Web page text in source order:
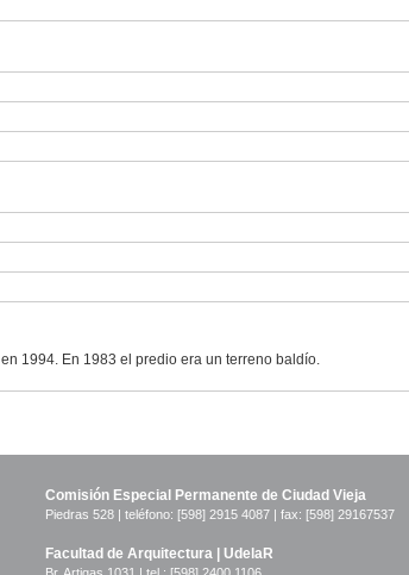
1994. En 1983 el predio era un terreno baldío.
Comisión Especial Permanente de Ciudad Vieja
Piedras 528 | teléfono: [598] 2915 4087 | fax: [598] 29167537
Facultad de Arquitectura | UdelaR